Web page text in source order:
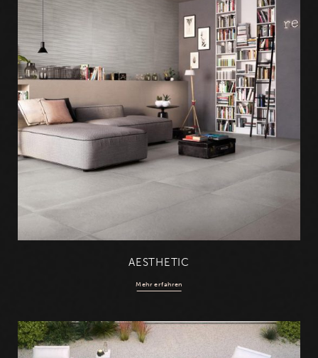
AESTHETIC
Mehr erfahren